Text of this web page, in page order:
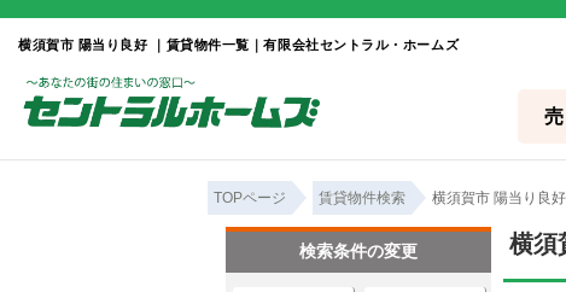
横須賀市 陽当り良好 ｜賃貸物件一覧｜有限会社セントラル・ホームズ
TOPページ 賃貸物件検索 横須賀市 陽当り良
横須
検索条件の変更